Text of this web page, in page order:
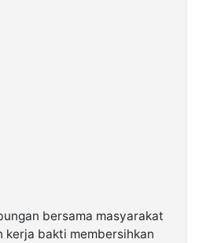
bersama masyarakat
kerja bakti membersihkan